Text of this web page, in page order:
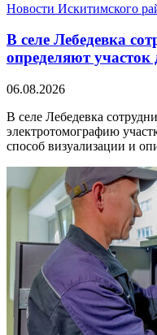
Новости Искитимского
В селе Лебедевка
определяют
06.08.2026
В селе Лебедевка
электротомографию
способ визуализации и